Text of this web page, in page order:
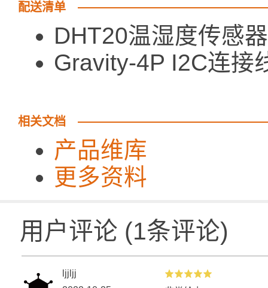
配送清单
DHT20温湿度传感
Gravity-4P I2C连接
相关文档
产品维库
更多资料
用户评论 (1条评论)
ljjljj